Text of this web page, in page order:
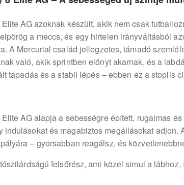
AG azoknak készült, akik nem csak
a meccs, és egy hirtelen irányváltásból
A Mercurial család jellegzetes, támadó
való, akik sprintben előnyt akarnak, és a
tapadás és a stabil lépés – ebben ez a stoplis
AG alapja a sebességre épített, rugalmas
indulásokat és magabiztos megállásokat adjon.
– gyorsabban reagálsz, és
felsőrész, ami közel simul a